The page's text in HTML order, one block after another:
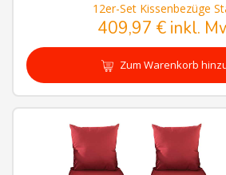
12er-Set Kissenbezüge
409,97 € inkl.
Zum Warenkorb